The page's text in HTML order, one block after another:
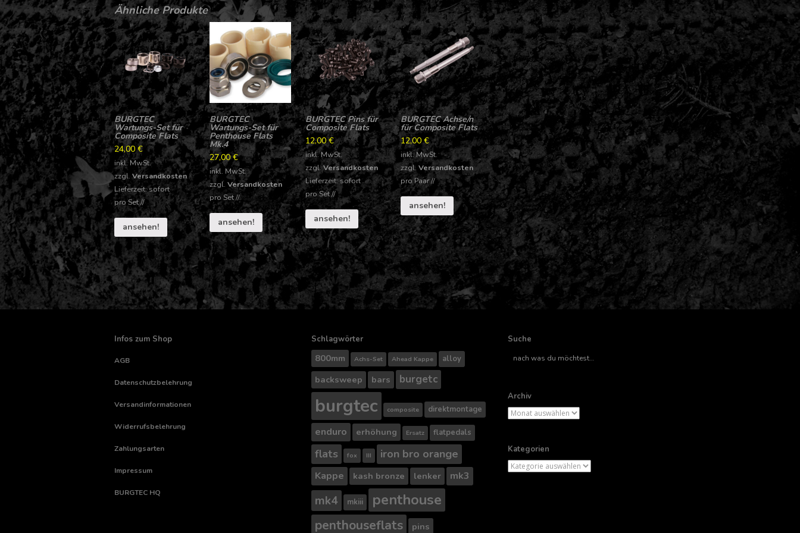
Ähnliche Produkte
BURGTEC
Wartungs-Set für
Composite Flats
24,00€
inkl. MwSt.
zzgl. Versandkosten
Lieferzeit: sofort
proSet//
ansehen!
BURGTEC
Wartungs-Set für
Penthouse Flats
Mk.4
27,00€
inkl. MwSt.
zzgl.Versandkosten
proSet//
ansehen!
BURGTEC Pins für
Composite Flats
12,00€
inkl. MwSt.
zzgl.Versandkosten
Lieferzeit: sofort
proSet//
ansehen!
BURGTEC Achse/n
für Composite Flats
12,00€
inkl. MwSt.
zzgl. Versandkosten
proPaar//
ansehen!
Infos zum Shop
AGB
Datenschutzbelehrung
Versandinformationen
Widerrufsbelehrung
Zahlungsarten
Impressum
BURGTEC HQ
Schlagwörter
800mm Achs-Set Ahead Kappe alloy
backsweep bars burgetc
burgtec composite direktmontage
enduro erhöhung Ersatz flatpedals
flats fox III iron bro orange
Kappe kash bronze lenker mk3
mk4 mkiii penthouse
penthouseflats pins
Suche
Suche
nach..
Archiv
Archiv
Kategorien
Kategorien